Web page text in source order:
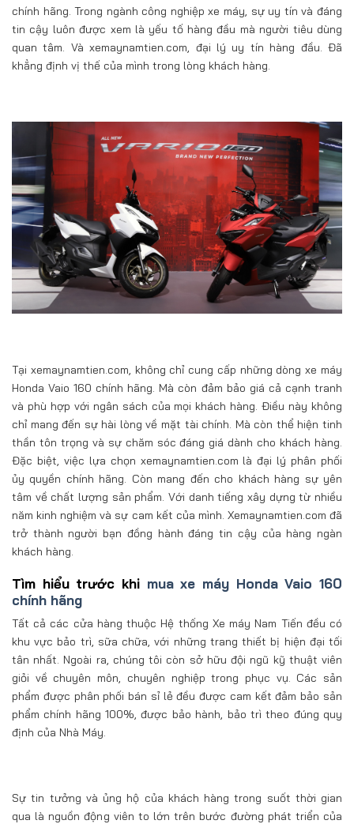
chính hãng. Trong ngành công nghiệp xe máy, sự uy tín và đáng
tin cậy luôn được xem là yếu tố hàng đầu mà người tiêu dùng
quan tâm. Và xemaynamtien.com, đại lý uy tín hàng đầu. Đã
khẳng định vị thế của mình trong lòng khách hàng.
Tại xemaynamtien.com, không chỉ cung cấp những dòng xe máy
Honda Vaio 160 chính hãng. Mà còn đảm bảo giá cả cạnh tranh
và phù hợp với ngân sách của mọi khách hàng. Điều này không
chỉ mang đến sự hài lòng về mặt tài chính. Mà còn thể hiện tinh
thần tôn trọng và sự chăm sóc đáng giá dành cho khách hàng.
Đặc biệt, việc lựa chọn xemaynamtien.com là đại lý phân phối
ủy quyền chính hãng. Còn mang đến cho khách hàng sự yên
tâm về chất lượng sản phẩm. Với danh tiếng xây dựng từ nhiều
năm kinh nghiệm và sự cam kết của mình. Xemaynamtien.com đã
trở thành người bạn đồng hành đáng tin cậy của hàng ngàn
khách hàng.
Tìm hiểu trước khi mua xe máy Honda Vaio 160
chính hãng
Tất cả các cửa hàng thuộc Hệ thống Xe máy Nam Tiến đều có
khu vực bảo trì, sữa chữa, với những trang thiết bị hiện đại tối
tân nhất. Ngoài ra, chúng tôi còn sở hữu đội ngũ kỹ thuật viên
giỏi về chuyên môn, chuyên nghiệp trong phục vụ. Các sản
phẩm được phân phối bán sỉ lẻ đều được cam kết đảm bảo sản
phẩm chính hãng 100%, được bảo hành, bảo trì theo đúng quy
định của Nhà Máy.
Sự tin tưởng và ủng hộ của khách hàng trong suốt thời gian
qua là nguồn động viên to lớn trên bước đường phát triển của